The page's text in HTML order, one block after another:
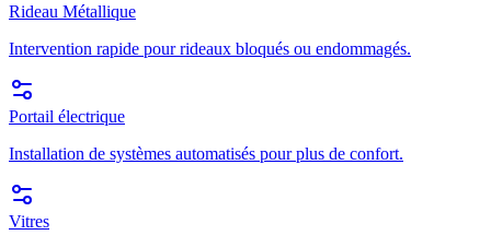
Rideau Métallique
Intervention rapide pour rideaux bloqués ou endommagés.
Portail électrique
Installation de systèmes automatisés pour plus de confort.
Vitres